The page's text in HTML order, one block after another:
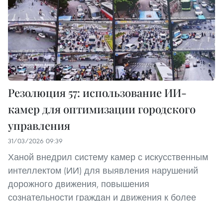
Резолюция 57: использование ИИ-
камер для оптимизации городского
управления
31/03/2026 09:39
Ханой внедрил систему камер с искусственным
интеллектом (ИИ) для выявления нарушений
дорожного движения, повышения
сознательности граждан и движения к более